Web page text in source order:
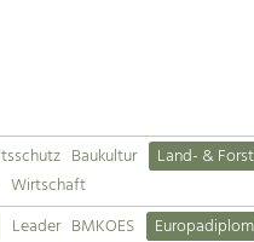
Baukultur Land- &
Wirtschaft
Leader BMKOES Europadiplom